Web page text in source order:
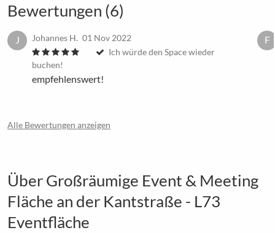
Bewertungen (6)
J Johannes H. 01 Nov 2022
Ich würde den Space wieder
buchen!
empfehlenswert!
F
Alle Bewertungen anzeigen
Über Großräumige Event & Meeting
Fläche an der Kantstraße - L73
Eventfläche